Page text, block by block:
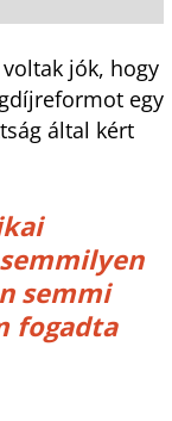
jók, hogy
egy
által kért
semmi
fogadta